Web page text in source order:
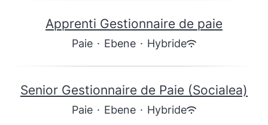
Apprenti Gestionnaire de paie
Paie · Ebene · Hybride
Senior Gestionnaire de Paie (Socialea)
Paie · Ebene · Hybride